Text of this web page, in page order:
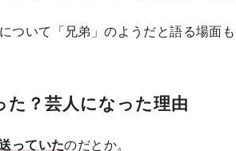
いて「兄弟」のようだと語る場面も
？芸人になった理由
っていたのだとか。